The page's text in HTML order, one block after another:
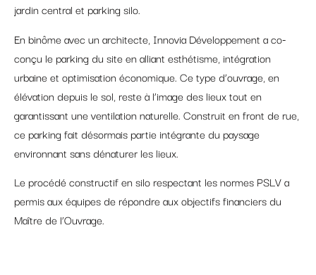
jardin central et parking silo.
En binôme avec un architecte, Innovia Développement a co-
conçu le parking du site en alliant esthétisme, intégration
urbaine et optimisation économique. Ce type d’ouvrage, en
élévation depuis le sol, reste à l’image des lieux tout en
garantissant une ventilation naturelle. Construit en front de rue,
ce parking fait désormais partie intégrante du paysage
environnant sans dénaturer les lieux.
Le procédé constructif en silo respectant les normes PSLV a
permis aux équipes de répondre aux objectifs financiers du
Maître de l’Ouvrage.